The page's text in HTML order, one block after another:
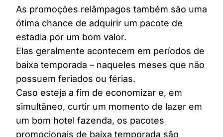
As promoções relâmpagos também são uma
ótima chance de adquirir um pacote de
estadia por um bom valor.
Elas geralmente acontecem em períodos de
baixa temporada – naqueles meses que não
possuem feriados ou férias.
Caso esteja a fim de economizar e, em
simultâneo, curtir um momento de lazer em
um bom hotel fazenda, os pacotes
promocionais de baixa temporada são